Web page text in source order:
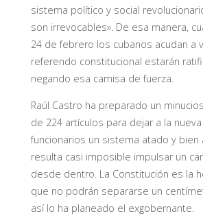
sistema político y social
son irrevocables». De esa manera,
24 de febrero los cubanos acudan a
referendo constitucional estarán
negando esa camisa de fuerza.
Raúl Castro ha preparado un
de 224 artículos para dejar a la
funcionarios un sistema atado y bien
resulta casi imposible impulsar un
desde dentro. La Constitución es la
que no podrán separarse un
así lo ha planeado el exgobernante.